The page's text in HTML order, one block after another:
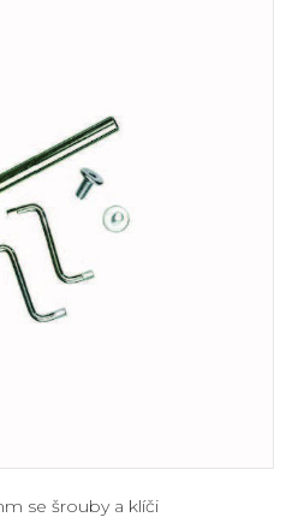
se šrouby a klíči